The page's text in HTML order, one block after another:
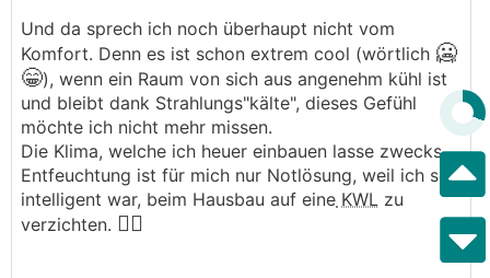
Und da sprech ich noch überhaupt nicht vom
Komfort. Denn es ist schon extrem cool (wörtlich 🥶
😁), wenn ein Raum von sich aus angenehm kühl ist
und bleibt dank Strahlungs"kälte", dieses Gefühl
möchte ich nicht mehr missen.
Die Klima, welche ich heuer einbauen lasse zwecks
Entfeuchtung ist für mich nur Notlösung, weil ich so
intelligent war, beim Hausbau auf eine KWL zu
verzichten. 🤦‍♂️